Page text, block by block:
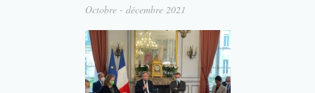
Octobre - décembre 2021